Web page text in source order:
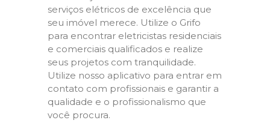
serviços elétricos de excelência que
seu imóvel merece. Utilize o Grifo
para encontrar eletricistas residenciais
e comerciais qualificados e realize
seus projetos com tranquilidade.
Utilize nosso aplicativo para entrar em
contato com profissionais e garantir a
qualidade e o profissionalismo que
você procura.